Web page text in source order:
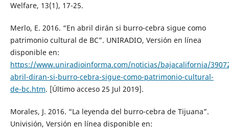
Welfare, 13(1), 17-25.
Merlo, E. 2016. “En abril dirán si burro-cebra sigue como
patrimonio cultural de BC”. UNIRADIO, Versión en línea
disponible en:
https://www.uniradioinforma.com/noticias/bajacalifornia/
abril-diran-si-burro-cebra-sigue-como-patrimonio-cultural-
de-bc.htm. [Último acceso 25 Jul 2019].
Morales, J. 2016. “La leyenda del burro-cebra de Tijuana”.
Univisión, Versión en línea disponible en: